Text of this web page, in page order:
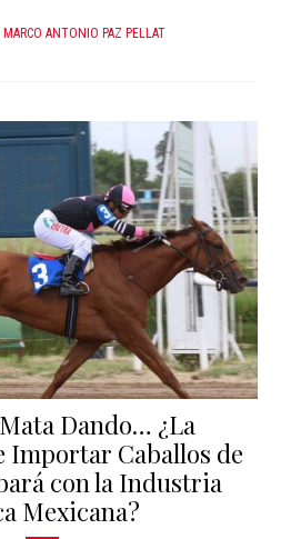
MARCO ANTONIO PAZ PELLAT
Dando… ¿La
Caballos de
con la Industria
Mexicana?